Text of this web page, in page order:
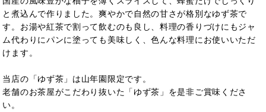
と煮込んで作りました。爽やかで自然の甘さが格別なゆず茶で
す。お湯や紅茶で割って飲むのも良し、料理の香りづけにもジャ
ム代わりにパンに塗っても美味しく、色んな料理にお使いいただ
けます。
当店の「ゆず茶」は山年園限定です。
老舗のお茶屋がこだわり抜いた「ゆず茶」を是非ご賞味くださ
い。